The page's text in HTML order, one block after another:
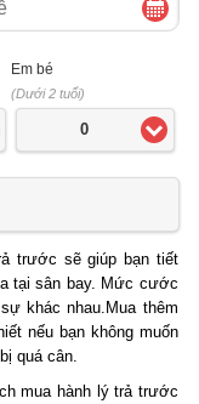
Em bé
(Dưới 2 tuổi)
0
trước sẽ giúp bạn tiết
tại sân bay. Mức cước
khác nhau.Mua thêm
nếu bạn không muốn
quá cân.
mua hành lý trả trước